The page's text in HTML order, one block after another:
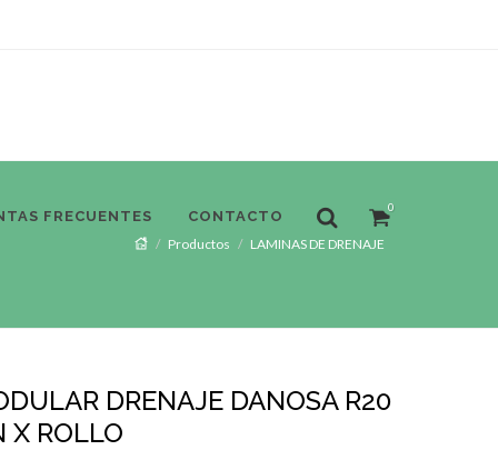
FRECUENTES CONTACTO
0
Productos LAMINAS DE DRENAJE
DRENAJE DANOSA R20
X ROLLO